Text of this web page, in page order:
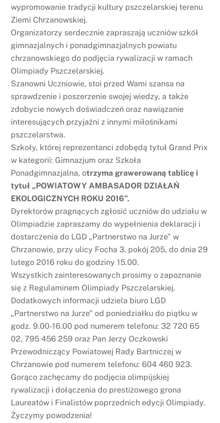
wypromowanie tradycji kultury pszczelarskiej terenu
Ziemi Chrzanowskiej.
Organizatorzy serdecznie zapraszają uczniów szkół
gimnazjalnych i ponadgimnazjalnych powiatu
chrzanowskiego do podjęcia rywalizacji w ramach
Olimpiady Pszczelarskiej.
Szanowni Uczniowie, stoi przed Wami szansa na
sprawdzenie i poszerzenie swojej wiedzy, a także
zdobycie nowych doświadczeń oraz nawiązanie
interesujących przyjaźni z innymi miłośnikami
pszczelarstwa.
Szkoły, której reprezentanci zdobędą tytuł Grand Prix
w kategorii: Gimnazjum oraz Szkoła
Ponadgimnazjalna, otrzyma grawerowaną tablicę i
tytuł „POWIATOWY AMBASADOR DZIAŁAŃ
EKOLOGICZNYCH ROKU 2016”.
Dyrektorów pragnących zgłosić uczniów do udziału w
Olimpiadzie zapraszamy do wypełnienia deklaracji i
dostarczenia do LGD „Partnerstwo na Jurze” w
Chrzanowie, przy ulicy Focha 3, pokój 205, do dnia 29
lutego 2016 roku do godziny 15.00.
Wszystkich zainteresowanych prosimy o zapoznanie
się z Regulaminem Olimpiady Pszczelarskiej.
Dodatkowych informacji udziela biuro LGD
„Partnerstwo na Jurze” od poniedziałku do piątku w
godz. 9.00-16.00 pod numerem telefonu: 32 720 65
02, 795 456 259 oraz Pan Jerzy Oczkowski
Przewodniczący Powiatowej Rady Bartniczej w
Chrzanowie pod numerem telefonu: 604 460 923.
Gorąco zachęcamy do podjęcia olimpijskiej
rywalizacji i dołączenia do prestiżowego grona
Laureatów i Finalistów poprzednich edycji Olimpiady.
Życzymy powodzenia!